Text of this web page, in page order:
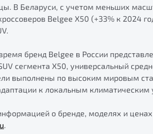
В Беларуси, с учетом меньших
Belgee X50 (+33% к 2024
бренд Belgee в России
сегмента X50, универсальный
выполнены по высоким мировым
к локальным климатическим
о бренде, моделях и